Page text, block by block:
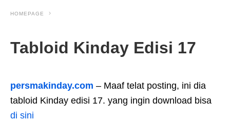
HOMEPAGE
Tabloid Kinday Edisi 17
persmakinday.com – Maaf telat posting, ini dia
tabloid Kinday edisi 17. yang ingin download bisa
di sini